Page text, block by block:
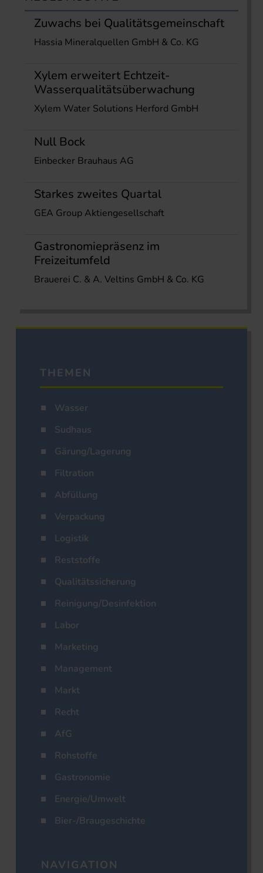
Zuwachs bei Qualitätsgemeinschaft
Hassia Mineralquellen GmbH & Co. KG
Xylem erweitert Echtzeit-
Wasserqualitätsüberwachung
Xylem Water Solutions Herford GmbH
Null Bock
Einbecker Brauhaus AG
Starkes zweites Quartal
GEA Group Aktiengesellschaft
Gastronomiepräsenz im
Freizeitumfeld
Brauerei C. & A. Veltins GmbH & Co. KG
THEMEN
Wasser
Sudhaus
Gärung/Lagerung
Filtration
Abfüllung
Verpackung
Logistik
Reststoffe
Qualitätssicherung
Reinigung/Desinfektion
Labor
Marketing
Management
Markt
Recht
AfG
Rohstoffe
Gastronomie
Energie/Umwelt
Bier-/Braugeschichte
NAVIGATION